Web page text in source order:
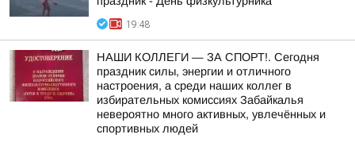
19:48
НАШИ КОЛЛЕГИ — ЗА СПОРТ!. Сегодня
праздник силы, энергии и отличного
настроения, а среди наших коллег в
избирательных комиссиях Забайкалья
невероятно много активных, увлечённых и
спортивных людей